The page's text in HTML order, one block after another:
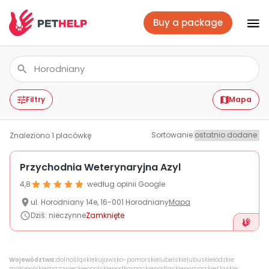
Veterinary packages
Insurance
For companies
Vet branches
Log In
Buy a package
Filtry Mapa
Znaleziono1 placówkę Sortowanie:
Przychodnia Weterynaryjna Azyl
4,8
według opinii Google
ul. Horodniany14e,16-001 HorodnianyMapa
Dziś: nieczynneZamknięte
Województwa:dolnośląskiekujawsko-pomorskielubelskielubuskiełódzkie